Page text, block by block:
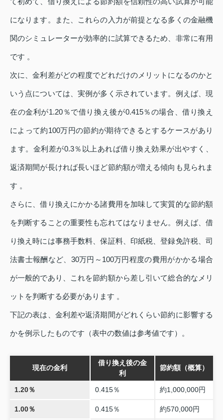
になります。また、これらの入力が前提となる多くの金融機
関のシミュレーターが効率的に試算できるため、非常に有用
です 。
次に、金利差がどの程度でどれだけのメリットになるのかと
いう点については、実例が多く示されています。例えば、現
在の金利が1.20％で借り換え後が0.415％の場合、借り換え
によって約100万円の節約が期待できるとするケースがあり
ます。金利差が0.3％以上あれば借り換え効果が出やすく、
返済期間が長ければ長いほど節約額が増える傾向も見られま
す 。
さらに、借り換えにかかる諸費用を加味して実質的な節約額
を判断することの重要性も忘れてはなりません。例えば、借
り換え時には事務手数料、保証料、印紙税、登録免許税、司
法書士報酬など、30万円～100万円程度の費用がかかる場合
が一般的であり、これを節約額から差し引いて総合的なメリ
ットを判断する必要があります 。
下記の表は、金利差や返済期間がどれくらい節約に影響する
かを例示したものです（表中の数値は参考値です）。
現在の金利
借り換え後の金
利
節約額（概算）
1.20％ 0.415％ 約1,000,000円
1.00％ 0.415％ 約570,000円